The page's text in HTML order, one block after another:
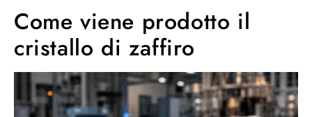
Come viene prodotto il
cristallo di zaffiro